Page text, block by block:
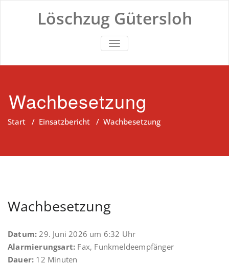
Löschzug Gütersloh
TOGGLE NAVIGATION
Wachbesetzung
Start / Einsatzbericht / Wachbesetzung
Wachbesetzung
Datum: 29. Juni 2026 um 6:32 Uhr
Alarmierungsart: Fax, Funkmeldeempfänger
Dauer: 12 Minuten